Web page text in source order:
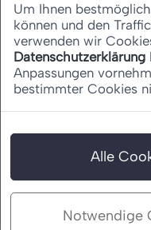
Datenschutz
Impressum
Um Ihnen
können und den
verwenden wir
Datenschutzerklärung
Anpassungen
bestimmter Cookies
Alle
Notwendige